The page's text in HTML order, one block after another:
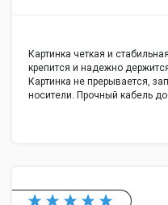
Картинка четкая и
крепится и надежно
Картинка не прерывается,
носители. Прочный кабель